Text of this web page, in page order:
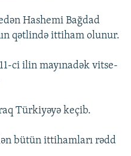
Hashemi Bağdad
qətlində ittiham olunur.
ci ilin mayınadək vitse-
Türkiyəyə keçib.
bütün ittihamları rədd